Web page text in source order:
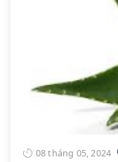
08 tháng 05, 2024